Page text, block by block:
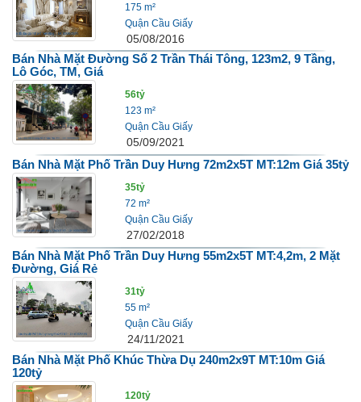
175 m²
Quận Cầu Giấy
05/08/2016
Bán Nhà Mặt Đường Số 2 Trần Thái Tông, 123m2, 9 Tầng,
Lô Góc, TM, Giá
56tỷ
123 m²
Quận Cầu Giấy
05/09/2021
Bán Nhà Mặt Phố Trần Duy Hưng 72m2x5T MT:12m Giá 35tỷ
35tỷ
72 m²
Quận Cầu Giấy
27/02/2018
Bán Nhà Mặt Phố Trần Duy Hưng 55m2x5T MT:4,2m, 2 Mặt
Đường, Giá Rẻ
31tỷ
55 m²
Quận Cầu Giấy
24/11/2021
Bán Nhà Mặt Phố Khúc Thừa Dụ 240m2x9T MT:10m Giá
120tỷ
120tỷ